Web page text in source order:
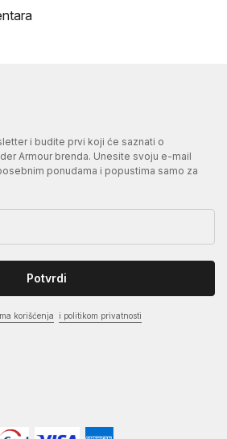
i budite prvi koji će saznati o
Armour brenda. Unesite svoju e-mail
ponudama i popustima samo za
Potvrdi
korišćenja i politikom privatnosti